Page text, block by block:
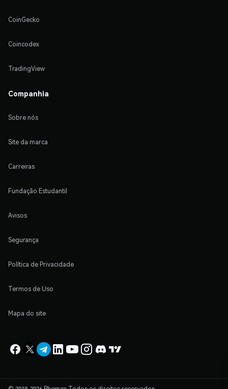
CoinGecko
Coincodex
TradingView
Companhia
Sobre nós
Site da marca
Carreiras
Fundação Estudantil
Avisos
Segurança
Política de Privacidade
Termos de Uso
Mapa do site